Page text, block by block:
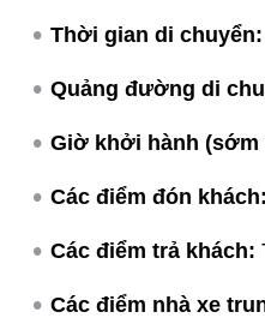
Thời gian di chuyển:
Quảng đường di
Giờ khởi hành (sớm
Các điểm đón khách:
Các điểm trả khách:
Các điểm nhà xe